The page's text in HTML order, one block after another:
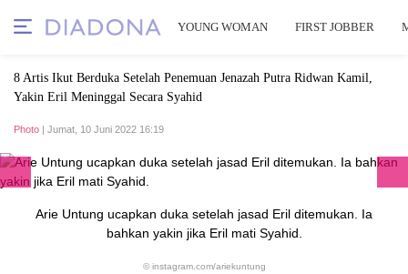
YOUNG WOMAN FIRST JOBBER
8 Artis Ikut Berduka Setelah Penemuan Jenazah Putra Ridwan Kamil,
Yakin Eril Meninggal Secara Syahid
Photo | Jumat, 10 Juni 2022 16:19
Arie Untung ucapkan duka setelah jasad Eril ditemukan. Ia
bahkan yakin jika Eril mati Syahid.
© instagram.com/ariekuntung